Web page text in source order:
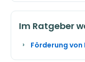
Im Ratgeber
Förderung